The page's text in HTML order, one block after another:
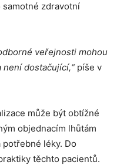
zdravotní
veřejnosti mohou
není dostačující,“píše v
může být obtížné
objednacím lhůtám
léky. Do
těchto pacientů.